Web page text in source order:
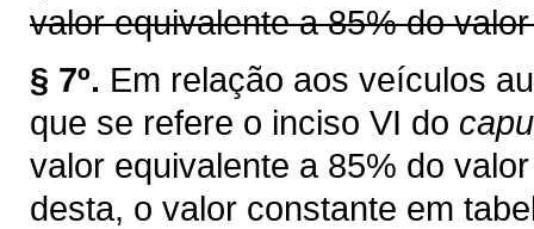
valor equivalente a 85% do
§ 7º. Em relação aos veículos
que se refere o inciso VI do
valor equivalente a 85% do
desta, o valor constante em